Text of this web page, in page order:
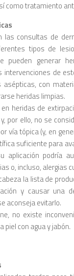
como tratamiento
las consultas de
tipos de
pueden generar
intervenciones de
asépticas, con
heridas limpias.
heridas de
por ello, no se
vía tópica (y, en
suficiente para
aplicación podría
o, incluso, alergias
la lista de
y causar una
aconseja evitarlo.
no existe
piel con agua y jabón.